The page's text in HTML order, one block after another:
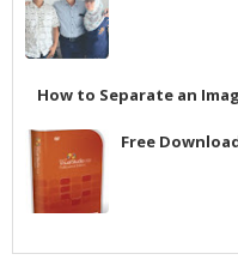
How to Separate an
Free